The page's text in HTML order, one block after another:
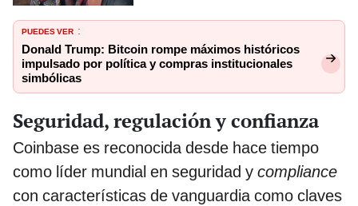
PUEDES VER :
Donald Trump: Bitcoin rompe máximos históricos
impulsado por política y compras institucionales
simbólicas
Seguridad, regulación y confianza
Coinbase es reconocida desde hace tiempo
como líder mundial en seguridad y compliance
con características de vanguardia como claves